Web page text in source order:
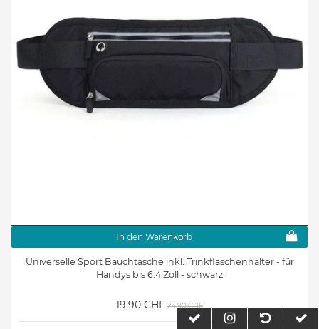
In den Warenkorb
Universelle Sport Bauchtasche inkl. Trinkflaschenhalter - für
Handys bis 6.4 Zoll - schwarz
19.90 CHF 24.90 CHF